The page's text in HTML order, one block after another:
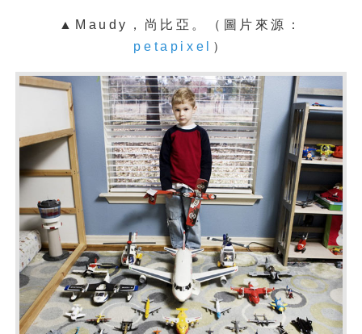
▲Maudy，尚比亞。（圖片來源：
petapixel
）